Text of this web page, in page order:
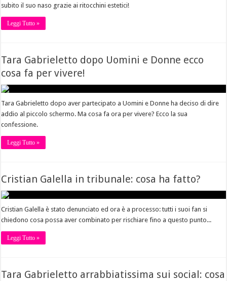
subito il suo naso grazie ai ritocchini estetici!
Leggi Tutto »
Tara Gabrieletto dopo Uomini e Donne ecco
cosa fa per vivere!
Tara Gabrieletto dopo aver partecipato a Uomini e Donne ha deciso di dire
addio al piccolo schermo. Ma cosa fa ora per vivere? Ecco la sua
confessione.
Leggi Tutto »
Cristian Galella in tribunale: cosa ha fatto?
Cristian Galella è stato denunciato ed ora è a processo: tutti i suoi fan si
chiedono cosa possa aver combinato per rischiare fino a questo punto...
Leggi Tutto »
Tara Gabrieletto arrabbiatissima sui social: cosa